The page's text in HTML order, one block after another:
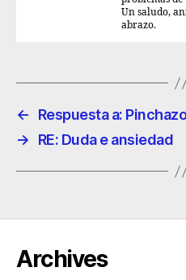
Un saludo,
abrazo.
←
Respuesta a:
→
RE: Duda e ansiedad
Archives